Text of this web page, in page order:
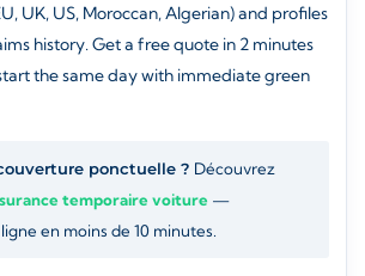
UK, US, Moroccan, Algerian) and profiles
history. Get a free quote in 2 minutes
the same day with immediate green
ponctuelle ? Découvrez
temporaire voiture —
en moins de 10 minutes.